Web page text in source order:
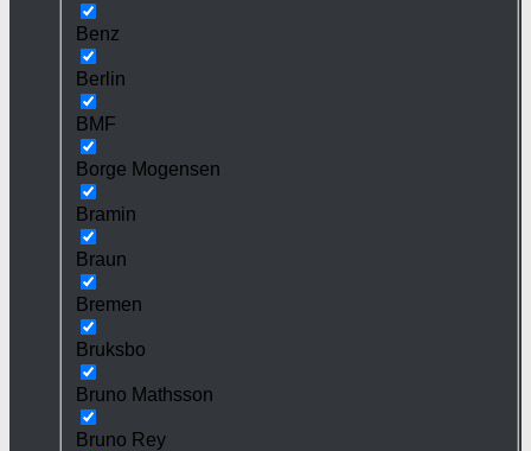
Benz
Berlin
BMF
Borge Mogensen
Bramin
Braun
Bremen
Bruksbo
Bruno Mathsson
Bruno Rey